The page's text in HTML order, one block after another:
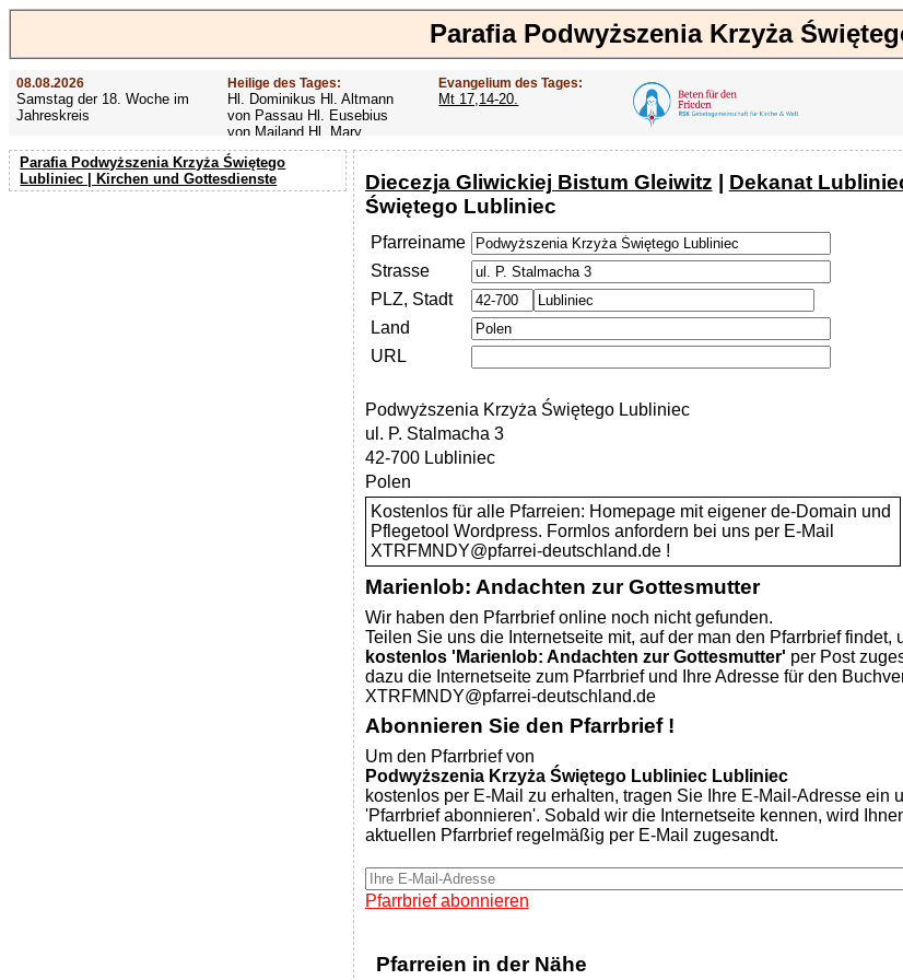
Parafia Podwyższenia Krzyża
08.08.2026
Samstag der 18. Woche im
Jahreskreis
Heilige des Tages:
Hl. Dominikus Hl. Altmann
von Passau Hl. Eusebius
von Mailand Hl. Mary
MacKillop Hl. Cyriakus Hl.
Hildiger Vierzehn heilige
Nothelfer Hl. Famian Hl.
Evangelium des Tages:
Mt 17,14-20.
Parafia Podwyższenia Krzyża Świętego
Lubliniec | Kirchen und Gottesdienste
Diecezja Gliwickiej Bistum Gleiwitz | Dekanat
Świętego Lubliniec
Pfarreiname
Strasse
PLZ, Stadt
Land
URL
Podwyższenia Krzyża Świętego Lubliniec
ul. P. Stalmacha 3
42-700 Lubliniec
Polen
Kostenlos für alle Pfarreien: Homepage mit eigener de-Domain und
Pflegetool Wordpress. Formlos anfordern bei uns per E-Mail
XTRFMNDY@pfarrei-deutschland.de !
Marienlob: Andachten zur Gottesmutter
Wir haben den Pfarrbrief online noch nicht gefunden.
Teilen Sie uns die Internetseite mit, auf der man den Pfarrbrief findet,
kostenlos 'Marienlob: Andachten zur Gottesmutter' per Post
dazu die Internetseite zum Pfarrbrief und Ihre Adresse für den
XTRFMNDY@pfarrei-deutschland.de
Abonnieren Sie den Pfarrbrief !
Um den Pfarrbrief von
Podwyższenia Krzyża Świętego Lubliniec Lubliniec
kostenlos per E-Mail zu erhalten, tragen Sie Ihre E-Mail-Adresse ein
'Pfarrbrief abonnieren'. Sobald wir die Internetseite kennen, wird
aktuellen Pfarrbrief regelmäßig per E-Mail zugesandt.
Pfarrbrief abonnieren
Pfarreien in der Nähe